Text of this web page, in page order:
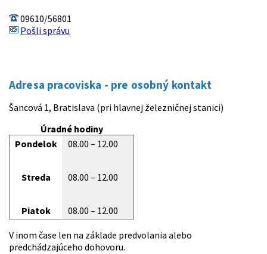
09610/56801
Pošli správu
Adresa pracoviska - pre osobný kontakt
Šancová 1, Bratislava (pri hlavnej železničnej stanici)
Úradné hodiny
Pondelok
08.00 – 12.00
Streda 08.00 – 12.00
Piatok 08.00 – 12.00
V inom čase len na základe predvolania alebo
predchádzajúceho dohovoru.